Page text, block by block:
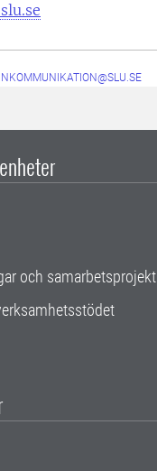
och samarbetsprojekt